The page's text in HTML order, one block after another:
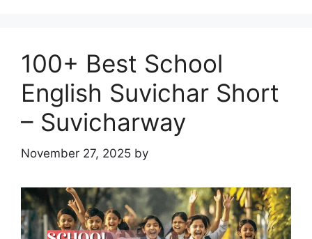
100+ Best School
English Suvichar Short
– Suvicharway
November 27, 2025 by